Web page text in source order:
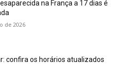
na França a 17 dias é
de 2026
confira os horários atualizados